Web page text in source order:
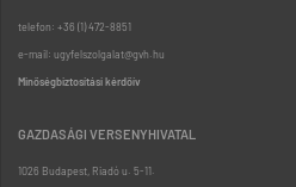
telefon: +36 (1) 472-8851
e-mail: ugyfelszolgalat@gvh.hu
Minőségbiztosítási kérdőív
GAZDASÁGI VERSENYHIVATAL
1026 Budapest, Riadó u. 5-11.